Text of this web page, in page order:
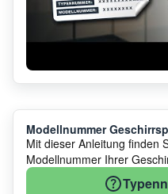
Modellnummer
Mit dieser Anleitung finden
Modellnummer Ihrer